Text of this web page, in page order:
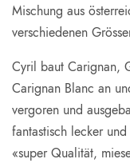
Mischung aus
verschiedenen
Cyril baut Carignan,
Carignan Blanc an
vergoren und
fantastisch lecker
«super Qualität,